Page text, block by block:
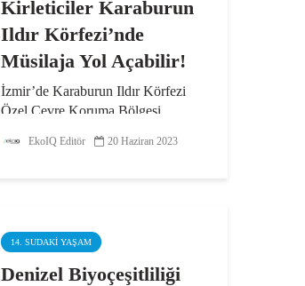
Kirleticiler Karaburun
Ildır Körfezi’nde
Müsilaja Yol Açabilir!
İzmir’de Karaburun Ildır Körfezi
Özel Çevre Koruma Bölgesi
Araştırılması projesi kapsamında
EkoIQ Editör 20 Haziran 2023
14. SUDAKI YAŞAM
Denizel Biyoçeşitliliği